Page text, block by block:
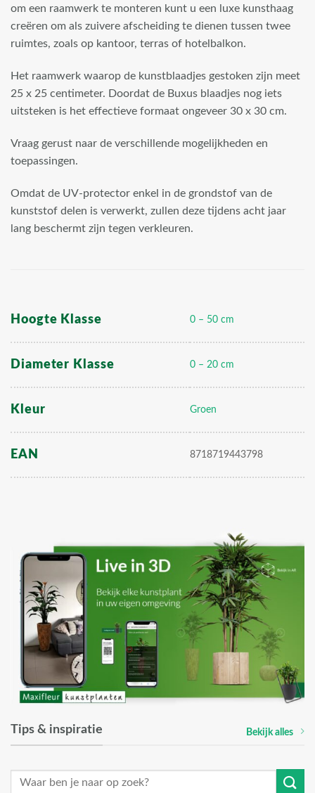
om een raamwerk te monteren kunt u een luxe kunsthaag
creëren om als zuivere afscheiding te dienen tussen twee
ruimtes, zoals op kantoor, terras of hotelbalkon.
Het raamwerk waarop de kunstblaadjes gestoken zijn meet
25 x 25 centimeter. Doordat de Buxus blaadjes nog iets
uitsteken is het effectieve formaat ongeveer 30 x 30 cm.
Vraag gerust naar de verschillende mogelijkheden en
toepassingen.
Omdat de UV-protector enkel in de grondstof van de
kunststof delen is verwerkt, zullen deze tijdens acht jaar
lang beschermt zijn tegen verkleuren.
Hoogte Klasse 0 – 50 cm
Diameter Klasse 0 – 20 cm
Kleur Groen
EAN 8718719443798
Tips & inspiratie Bekijk alles